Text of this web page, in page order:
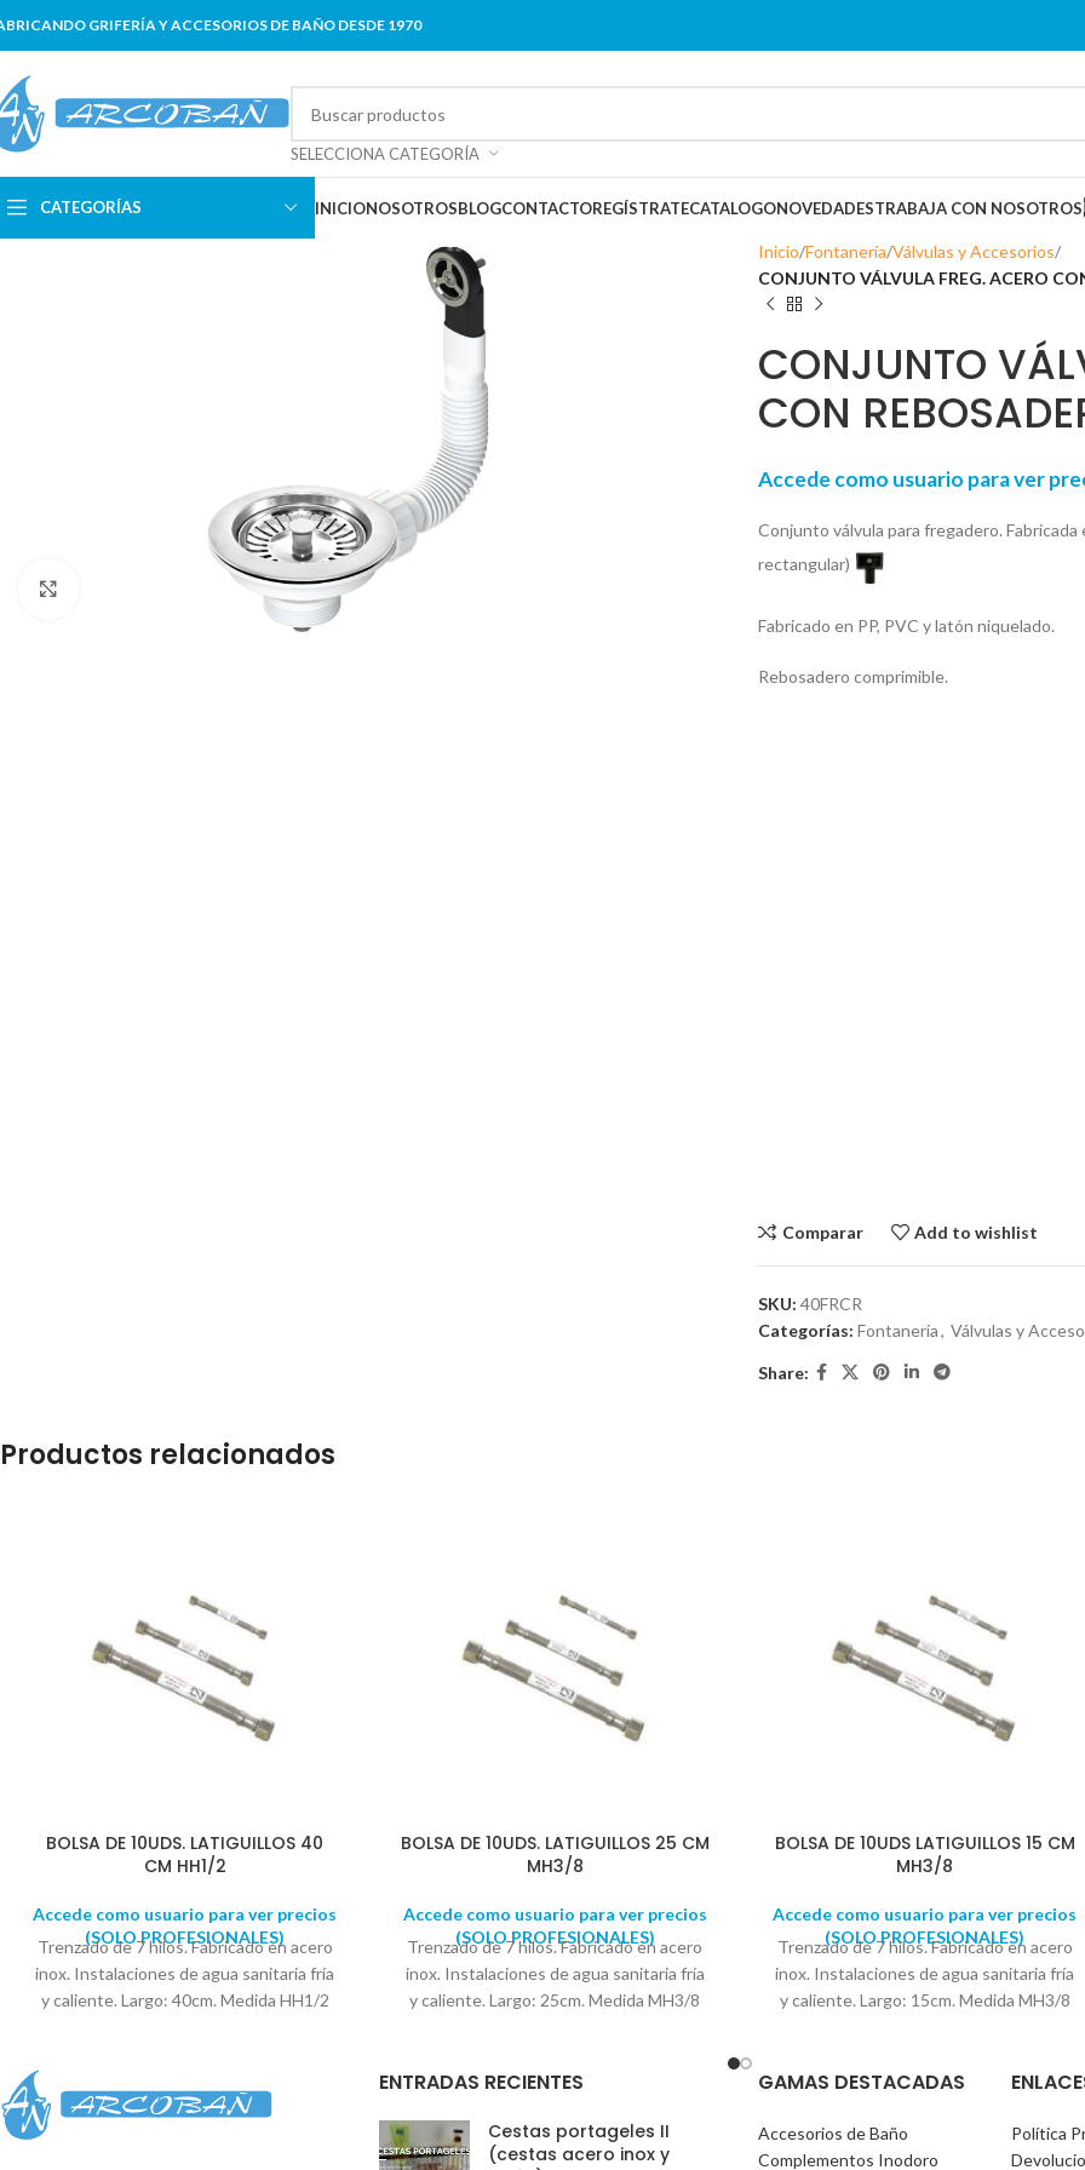
GRIFERÍA Y ACCESORIOS DE BAÑO DESDE 1970
SELECCIONA CATEGORÍA
CATEGORÍAS INICIONOSOTROSBLOGCONTACTOREGÍSTRATECATALOGONOVEDADESTRABAJA CON NOSOTROS
Inicio Fontanería Válvulas y Accesorios
CONJUNTO VÁLVULA FREG. ACERO
CONJUNTO
CON
Accede como usuario para ver
Conjunto válvula para fregadero.
rectangular)
Fabricado en PP, PVC y latón niquelado.
Rebosadero comprimible.
Comparar Add to wishlist
SKU: 40FRCR
Categorías: Fontanería, Válvulas y
Share:
Productos relacionados
BOLSA DE 10UDS. LATIGUILLOS 40
CM HH1/2
Accede como usuario para ver precios
(SOLO PROFESIONALES)
Trenzado de 7 hilos. Fabricado en acero
inox. Instalaciones de agua sanitaria fría
y caliente. Largo: 40cm. Medida HH1/2
BOLSA DE 10UDS. LATIGUILLOS 25 CM
MH3/8
Accede como usuario para ver precios
(SOLO PROFESIONALES)
Trenzado de 7 hilos. Fabricado en acero
inox. Instalaciones de agua sanitaria fría
y caliente. Largo: 25cm. Medida MH3/8
BOLSA DE 10UDS LATIGUILLOS 15 CM
MH3/8
Accede como usuario para ver precios
(SOLO PROFESIONALES)
Trenzado de 7 hilos. Fabricado en acero
inox. Instalaciones de agua sanitaria fría
y caliente. Largo: 15cm. Medida MH3/8
ENTRADAS RECIENTES
Cestas portageles II
(cestas acero inox y
GAMAS DESTACADAS
Accesorios de Baño
Complementos Inodoro
Política